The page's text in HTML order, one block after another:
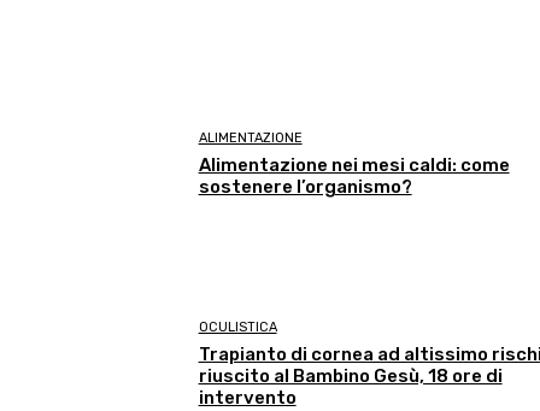
ALIMENTAZIONE
Alimentazione nei mesi caldi: come
sostenere l’organismo?
OCULISTICA
Trapianto di cornea ad altissimo
riuscito al Bambino Gesù, 18 ore di
intervento